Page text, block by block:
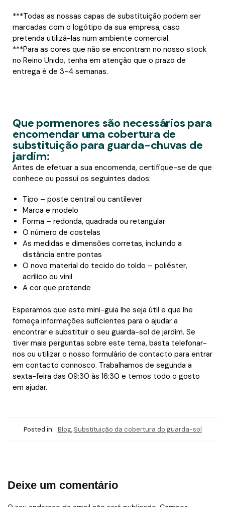
***Todas as nossas capas de substituição podem ser
marcadas com o logótipo da sua empresa, caso
pretenda utilizá-las num ambiente comercial.
***Para as cores que não se encontram no nosso stock
no Reino Unido, tenha em atenção que o prazo de
entrega é de 3-4 semanas.
Que pormenores são necessários para
encomendar uma cobertura de
substituição para guarda-chuvas de
jardim:
Antes de efetuar a sua encomenda, certifique-se de que
conhece ou possui os seguintes dados:
Tipo – poste central ou cantilever
Marca e modelo
Forma – redonda, quadrada ou retangular
O número de costelas
As medidas e dimensões corretas, incluindo a
distância entre pontas
O novo material do tecido do toldo – poliéster,
acrílico ou vinil
A cor que pretende
Esperamos que este mini-guia lhe seja útil e que lhe
forneça informações suficientes para o ajudar a
encontrar e substituir o seu guarda-sol de jardim. Se
tiver mais perguntas sobre este tema, basta telefonar-
nos ou utilizar o nosso formulário de contacto para entrar
em contacto connosco. Trabalhamos de segunda a
sexta-feira das 09:30 às 16:30 e temos todo o gosto
em ajudar.
Posted in: Blog, Substituição da cobertura do guarda-sol
Deixe um comentário